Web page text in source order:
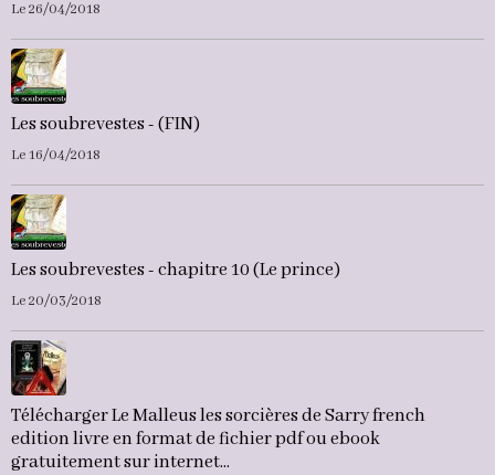
Le 26/04/2018
Les soubrevestes - (FIN)
Le 16/04/2018
Les soubrevestes - chapitre 10 (Le prince)
Le 20/03/2018
Télécharger Le Malleus les sorcières de Sarry french
edition livre en format de fichier pdf ou ebook
gratuitement sur internet...